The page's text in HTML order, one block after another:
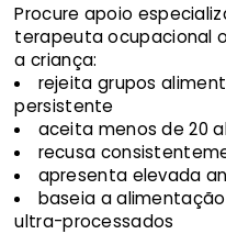
Procure apoio
terapeuta ocupacional
a criança:
rejeita grupos
persistente
aceita menos de 20
recusa
apresenta elevada
baseia a
ultra-processados